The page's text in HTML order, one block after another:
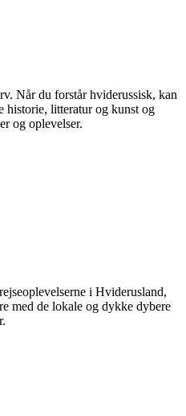
Når du forstår hviderussisk, kan
litteratur og kunst og
og oplevelser.
i Hviderusland,
med de lokale og dykke dybere